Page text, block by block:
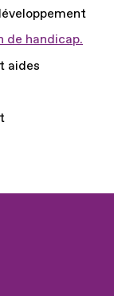
de handicap.
aides